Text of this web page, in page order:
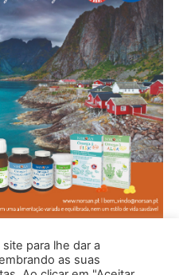
para lhe dar a
as suas